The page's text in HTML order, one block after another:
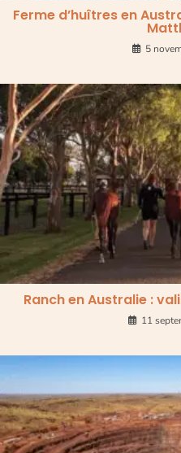
Ferme d’huîtres en
5
Ranch en Australie :
11